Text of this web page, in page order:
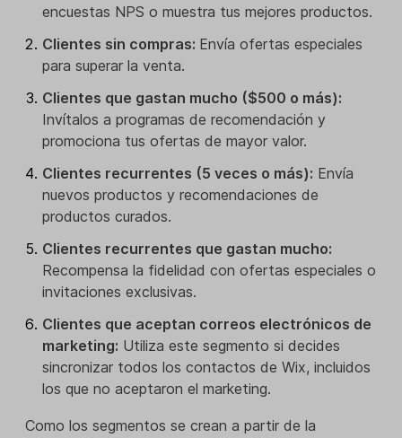
encuestas NPS o muestra tus mejores productos.
Clientes sin compras: Envía ofertas especiales
para superar la venta.
Clientes que gastan mucho ($500 o más):
Invítalos a programas de recomendación y
promociona tus ofertas de mayor valor.
Clientes recurrentes (5 veces o más): Envía
nuevos productos y recomendaciones de
productos curados.
Clientes recurrentes que gastan mucho:
Recompensa la fidelidad con ofertas especiales o
invitaciones exclusivas.
Clientes que aceptan correos electrónicos de
marketing: Utiliza este segmento si decides
sincronizar todos los contactos de Wix, incluidos
los que no aceptaron el marketing.
Como los segmentos se crean a partir de la